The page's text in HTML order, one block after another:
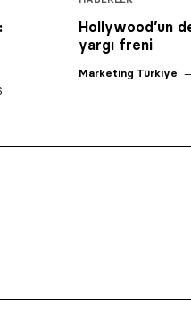
Hollywood’un
yargı freni
Marketing Türkiye